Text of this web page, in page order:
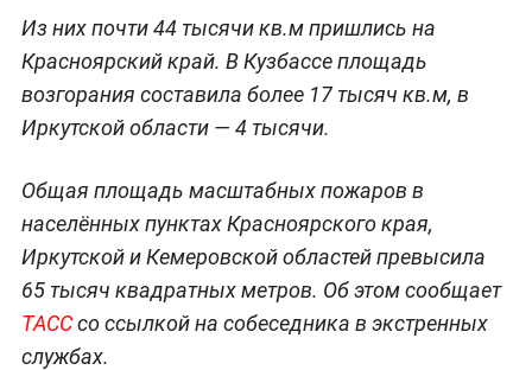
Из них почти 44 тысячи кв.м пришлись на
Красноярский край. В Кузбассе площадь
возгорания составила более 17 тысяч кв.м, в
Иркутской области — 4 тысячи.
Общая площадь масштабных пожаров в
населённых пунктах Красноярского края,
Иркутской и Кемеровской областей превысила
65 тысяч квадратных метров. Об этом сообщает
ТАССсо ссылкой на собеседника в экстренных
службах.